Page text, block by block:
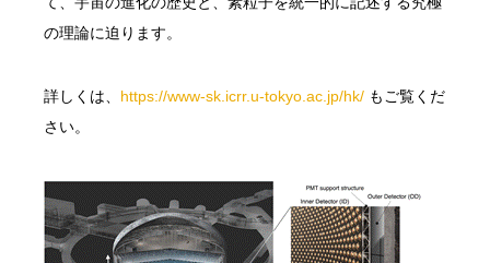
の理論に迫ります。
詳しくは、 https://www-sk.icrr.u-tokyo.ac.jp/hk/ もご覧くだ
さい。